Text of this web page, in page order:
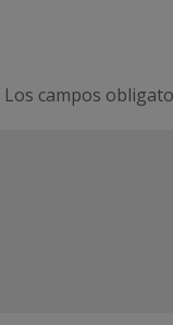
Los campos